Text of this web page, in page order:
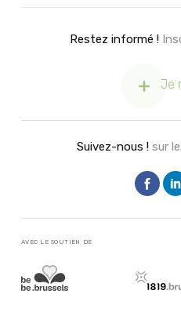
Restez informé !
Je
Suivez-nous ! sur
AVEC LE SOUTIEN DE